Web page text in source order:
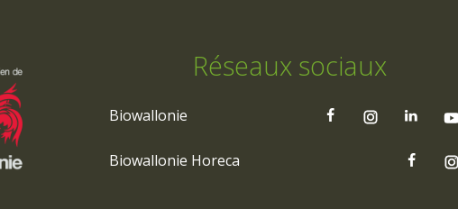
Réseaux sociaux
Biowallonie
Biowallonie Horeca